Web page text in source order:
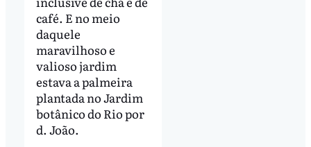
café. E no meio
daquele
maravilhoso e
valioso jardim
estava a palmeira
plantada no Jardim
botânico do Rio por
d. João.